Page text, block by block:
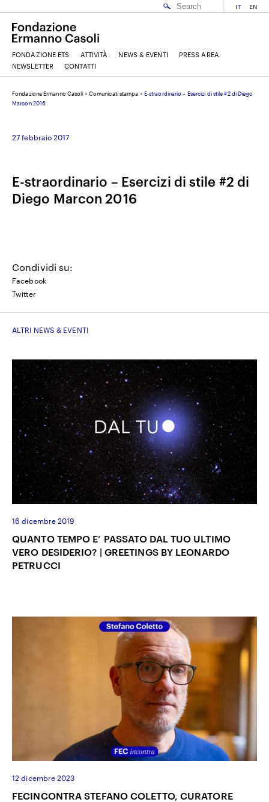
EMAIL
COGNOME
IT EN
FONDAZIONE ETS ATTIVITÀ NEWS & EVENTI
PRESS AREA
NEWSLETTER
CONTATTI
Fondazione Ermanno Casoli > Comunicati stampa > E-straordinario – Esercizi di stile #2 di Diego
Marcon 2016
27 febbraio 2017
E-straordinario – Esercizi di stile #2 di
Diego Marcon 2016
Condividi su:
Facebook
Twitter
ALTRI NEWS & EVENTI
16 dicembre 2019
QUANTO TEMPO E’ PASSATO DAL TUO ULTIMO
VERO DESIDERIO? | GREETINGS BY LEONARDO
PETRUCCI
12 dicembre 2023
FECINCONTRA STEFANO COLETTO, CURATORE